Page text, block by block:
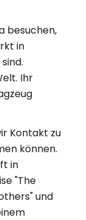
besuchen,
in
Ihr
Kontakt zu
können.
in
"The
und